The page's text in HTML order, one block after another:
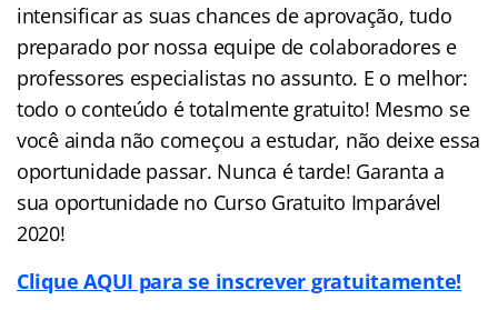
intensificar as suas chances de aprovação, tudo
preparado por nossa equipe de colaboradores e
professores especialistas no assunto. E o melhor:
todo o conteúdo é totalmente gratuito! Mesmo se
você ainda não começou a estudar, não deixe essa
oportunidade passar. Nunca é tarde! Garanta a
sua oportunidade no Curso Gratuito Imparável
2020!
Clique AQUI para se inscrever gratuitamente!